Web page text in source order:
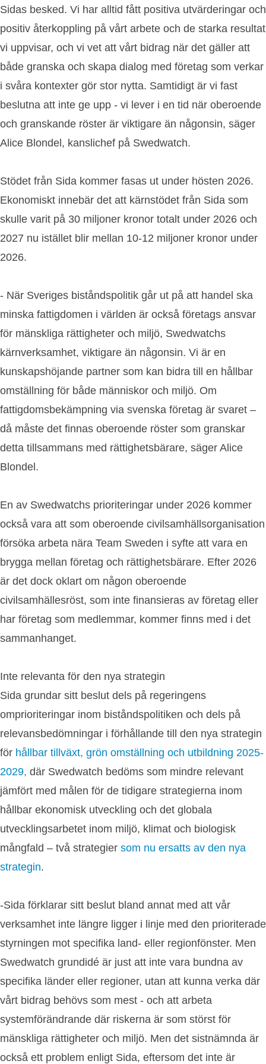
Sidas besked. Vi har alltid fått positiva utvärderingar och
positiv återkoppling på vårt arbete och de starka resultat
vi uppvisar, och vi vet att vårt bidrag när det gäller att
både granska och skapa dialog med företag som verkar
i svåra kontexter gör stor nytta. Samtidigt är vi fast
beslutna att inte ge upp - vi lever i en tid när oberoende
och granskande röster är viktigare än någonsin, säger
Alice Blondel, kanslichef på Swedwatch.
Stödet från Sida kommer fasas ut under hösten 2026.
Ekonomiskt innebär det att kärnstödet från Sida som
skulle varit på 30 miljoner kronor totalt under 2026 och
2027 nu istället blir mellan 10-12 miljoner kronor under
2026.
- När Sveriges biståndspolitik går ut på att handel ska
minska fattigdomen i världen är också företags ansvar
för mänskliga rättigheter och miljö, Swedwatchs
kärnverksamhet, viktigare än någonsin. Vi är en
kunskapshöjande partner som kan bidra till en hållbar
omställning för både människor och miljö. Om
fattigdomsbekämpning via svenska företag är svaret –
då måste det finnas oberoende röster som granskar
detta tillsammans med rättighetsbärare, säger Alice
Blondel.
En av Swedwatchs prioriteringar under 2026 kommer
också vara att som oberoende civilsamhällsorganisation
försöka arbeta nära Team Sweden i syfte att vara en
brygga mellan företag och rättighetsbärare. Efter 2026
är det dock oklart om någon oberoende
civilsamhällesröst, som inte finansieras av företag eller
har företag som medlemmar, kommer finns med i det
sammanhanget.
Inte relevanta för den nya strategin
Sida grundar sitt beslut dels på regeringens
omprioriteringar inom biståndspolitiken och dels på
relevansbedömningar i förhållande till den nya strategin
för hållbar tillväxt, grön omställning och utbildning 2025-
2029, där Swedwatch bedöms som mindre relevant
jämfört med målen för de tidigare strategierna inom
hållbar ekonomisk utveckling och det globala
utvecklingsarbetet inom miljö, klimat och biologisk
mångfald – två strategier som nu ersatts av den nya
strategin.
-Sida förklarar sitt beslut bland annat med att vår
verksamhet inte längre ligger i linje med den prioriterade
styrningen mot specifika land- eller regionfönster. Men
Swedwatch grundidé är just att inte vara bundna av
specifika länder eller regioner, utan att kunna verka där
vårt bidrag behövs som mest - och att arbeta
systemförändrande där riskerna är som störst för
mänskliga rättigheter och miljö. Men det sistnämnda är
också ett problem enligt Sida, eftersom det inte är